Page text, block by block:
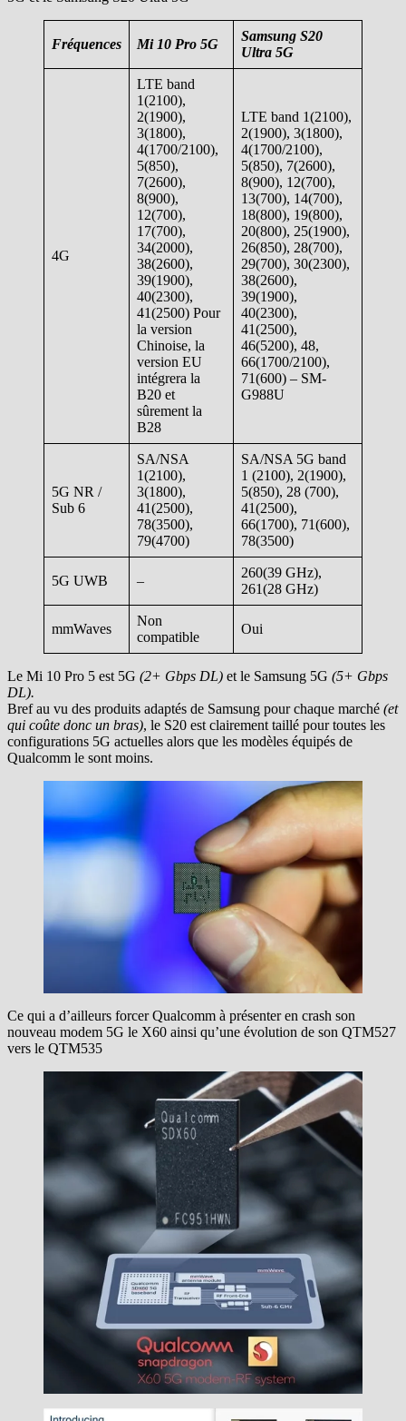
Fréquences Mi 10 Pro 5G
Samsung S20
Ultra 5G
4G
LTE band
1(2100),
2(1900),
3(1800),
4(1700/2100),
5(850),
7(2600),
8(900),
12(700),
17(700),
34(2000),
38(2600),
39(1900),
40(2300),
41(2500) Pour
la version
Chinoise, la
version EU
intégrera la
B20 et
sûrement la
B28
LTE band 1(2100),
2(1900), 3(1800),
4(1700/2100),
5(850), 7(2600),
8(900), 12(700),
13(700), 14(700),
18(800), 19(800),
20(800), 25(1900),
26(850), 28(700),
29(700), 30(2300),
38(2600),
39(1900),
40(2300),
41(2500),
46(5200), 48,
66(1700/2100),
71(600) – SM-
G988U
5G NR /
Sub 6
SA/NSA
1(2100),
3(1800),
41(2500),
78(3500),
79(4700)
SA/NSA 5G band
1 (2100), 2(1900),
5(850), 28 (700),
41(2500),
66(1700), 71(600),
78(3500)
5G UWB –
260(39 GHz),
261(28 GHz)
mmWaves
Non
compatible
Oui
Le Mi 10 Pro 5 est 5G (2+ Gbps DL) et le Samsung 5G (5+ Gbps
DL).
Bref au vu des produits adaptés de Samsung pour chaque marché (et
qui coûte donc un bras), le S20 est clairement taillé pour toutes les
configurations 5G actuelles alors que les modèles équipés de
Qualcomm le sont moins.
Ce qui a d’ailleurs forcer Qualcomm à présenter en crash son
nouveau modem 5G le X60 ainsi qu’une évolution de son QTM527
vers le QTM535